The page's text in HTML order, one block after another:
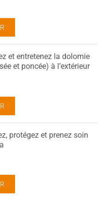
et entretenez la dolomie
et poncée) à l’extérieur
protégez et prenez soin